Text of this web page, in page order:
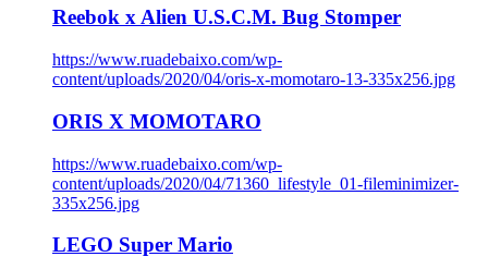
Reebok x Alien U.S.C.M. Bug Stomper
https://www.ruadebaixo.com/wp-
content/uploads/2020/04/oris-x-momotaro-13-335x256.jpg
ORIS X MOMOTARO
https://www.ruadebaixo.com/wp-
content/uploads/2020/04/71360_lifestyle_01-fileminimizer-
335x256.jpg
LEGO Super Mario